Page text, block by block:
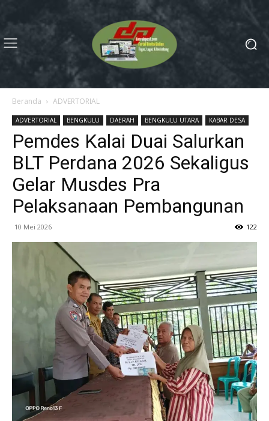
Beranda ADVERTORIAL
ADVERTORIAL BENGKULU DAERAH BENGKULU UTARA KABAR DESA
Pemdes Kalai Duai Salurkan
BLT Perdana 2026 Sekaligus
Gelar Musdes Pra
Pelaksanaan Pembangunan
10 Mei 2026 122